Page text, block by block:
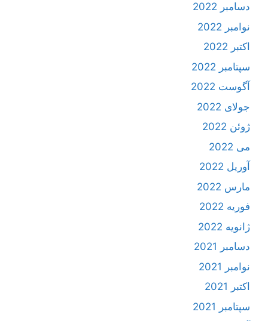
دسامبر 2022
نوامبر 2022
اکتبر 2022
سپتامبر 2022
آگوست 2022
جولای 2022
ژوئن 2022
می 2022
آوریل 2022
مارس 2022
فوریه 2022
ژانویه 2022
دسامبر 2021
نوامبر 2021
اکتبر 2021
سپتامبر 2021